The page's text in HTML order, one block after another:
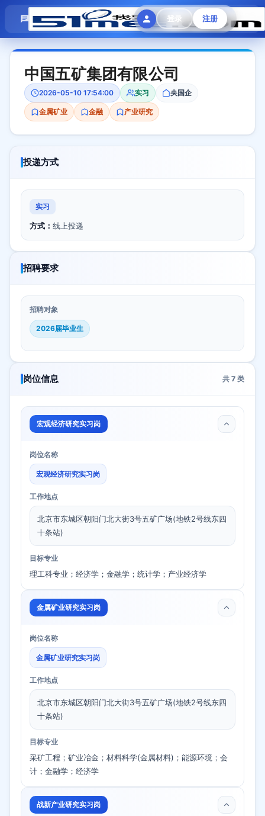
登录 注册
模拟面试 题目大全 招聘中心 会员专区
中国五矿集团有限公司
2026-05-10 17:54:00 实习 央国企
金属矿业 金融 产业研究
投递方式
实习
方式： 线上投递
招聘要求
招聘对象
2026届毕业生
岗位信息 共 7 类
宏观经济研究实习岗
岗位名称
宏观经济研究实习岗
工作地点
北京市东城区朝阳门北大街3号五矿广场(地铁2号线东四
十条站)
目标专业
理工科专业；经济学；金融学；统计学；产业经济学
金属矿业研究实习岗
岗位名称
金属矿业研究实习岗
工作地点
北京市东城区朝阳门北大街3号五矿广场(地铁2号线东四
十条站)
目标专业
采矿工程；矿业冶金；材料科学(金属材料)；能源环境；会
计；金融学；经济学
战新产业研究实习岗